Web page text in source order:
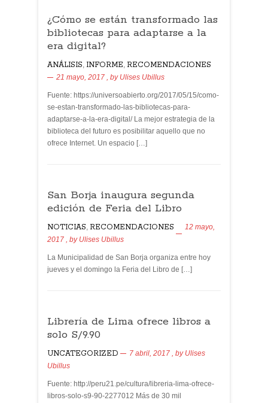
¿Cómo se están transformado las
bibliotecas para adaptarse a la
era digital?
ANÁLISIS, INFORME, RECOMENDACIONES
21 mayo, 2017 , by Ulises Ubillus
Fuente: https://universoabierto.org/2017/05/15/como-
se-estan-transformado-las-bibliotecas-para-
adaptarse-a-la-era-digital/ La mejor estrategia de la
biblioteca del futuro es posibilitar aquello que no
ofrece Internet. Un espacio […]
San Borja inaugura segunda
edición de Feria del Libro
NOTICIAS, RECOMENDACIONES
12 mayo,
2017 , by Ulises Ubillus
La Municipalidad de San Borja organiza entre hoy
jueves y el domingo la Feria del Libro de […]
Librería de Lima ofrece libros a
solo S/9.90
UNCATEGORIZED 7 abril, 2017 , by Ulises
Ubillus
Fuente: http://peru21.pe/cultura/libreria-lima-ofrece-
libros-solo-s9-90-2277012 Más de 30 mil